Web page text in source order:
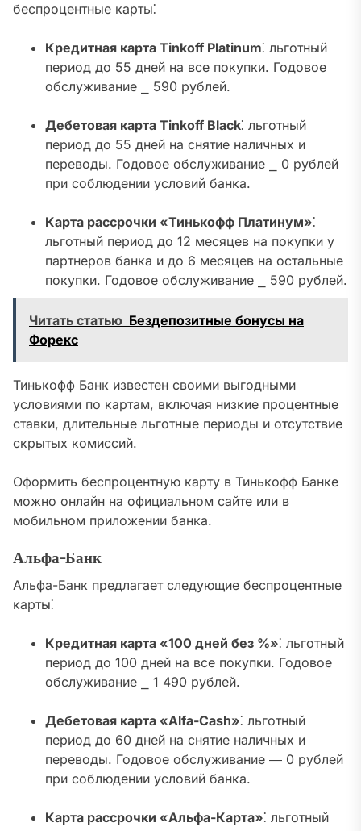
беспроцентные карты⁚
Кредитная карта Tinkoff Platinum⁚ льготный
период до 55 дней на все покупки. Годовое
обслуживание ⎯ 590 рублей.
Дебетовая карта Tinkoff Black⁚ льготный
период до 55 дней на снятие наличных и
переводы. Годовое обслуживание ⎯ 0 рублей
при соблюдении условий банка.
Карта рассрочки «Тинькофф Платинум»⁚
льготный период до 12 месяцев на покупки у
партнеров банка и до 6 месяцев на остальные
покупки. Годовое обслуживание ⎯ 590 рублей.
Читать статью Бездепозитные бонусы на
Форекс
Тинькофф Банк известен своими выгодными
условиями по картам, включая низкие процентные
ставки, длительные льготные периоды и отсутствие
скрытых комиссий.
Оформить беспроцентную карту в Тинькофф Банке
можно онлайн на официальном сайте или в
мобильном приложении банка.
Альфа-Банк
Альфа-Банк предлагает следующие беспроцентные
карты⁚
Кредитная карта «100 дней без %»⁚ льготный
период до 100 дней на все покупки. Годовое
обслуживание ⎯ 1 490 рублей.
Дебетовая карта «Alfa-Cash»⁚ льготный
период до 60 дней на снятие наличных и
переводы. Годовое обслуживание ― 0 рублей
при соблюдении условий банка.
Карта рассрочки «Альфа-Карта»⁚ льготный